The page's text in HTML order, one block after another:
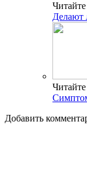
Делают
Добавить